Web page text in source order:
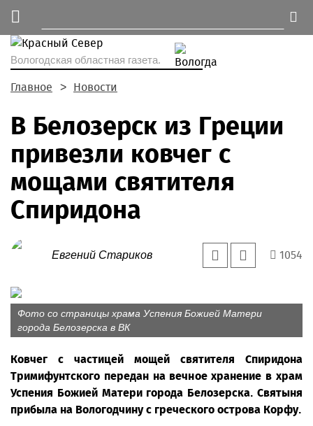
Вологодская областная газета.
Главное Новости
В Белозерск из Греции
привезли ковчег с
мощами святителя
Спиридона
Евгений Стариков 1054
Фото со страницы храма Успения Божией Матери
города Белозерска в ВК
Ковчег с частицей мощей святителя Спиридона
Тримифунтского передан на вечное хранение в храм
Успения Божией Матери города Белозерска. Святыня
прибыла на Вологодчину с греческого острова Корфу.